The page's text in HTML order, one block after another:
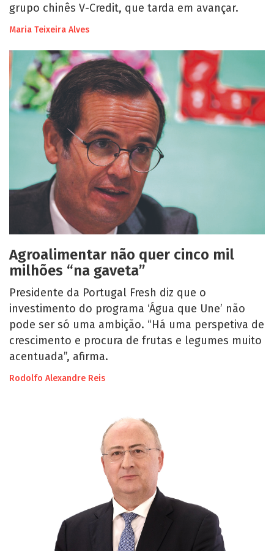
grupo chinês V-Credit, que tarda em avançar.
Maria Teixeira Alves
Agroalimentar não quer cinco mil
milhões “na gaveta”
Presidente da Portugal Fresh diz que o
investimento do programa ‘Água que Une’ não
pode ser só uma ambição. “Há uma perspetiva de
crescimento e procura de frutas e legumes muito
acentuada”, afirma.
Rodolfo Alexandre Reis